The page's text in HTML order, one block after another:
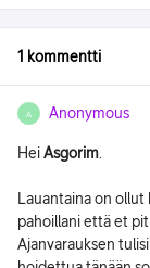
1 kommentti
A Anonymous
HeiAsgorim
Lauantaina on ollut
pahoillani että et
Ajanvarauksen